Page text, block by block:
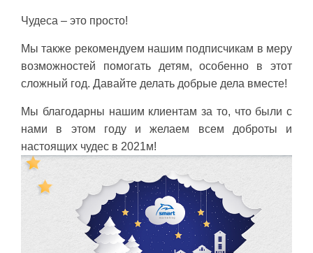
Чудеса – это просто!
Мы также рекомендуем нашим подписчикам в меру
возможностей помогать детям, особенно в этот
сложный год. Давайте делать добрые дела вместе!
Мы благодарны нашим клиентам за то, что были с
нами в этом году и желаем всем доброты и
настоящих чудес в 2021м!